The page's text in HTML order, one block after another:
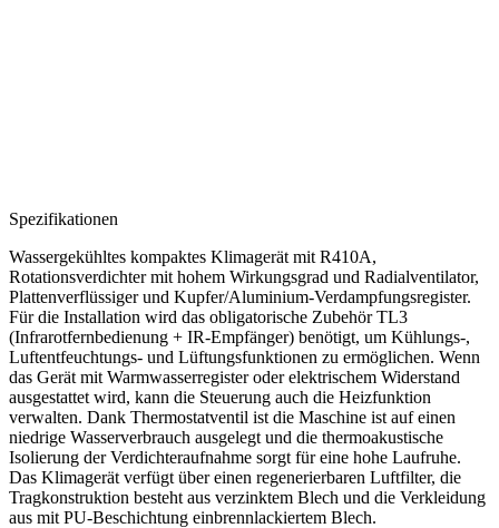
Spezifikationen
Wassergekühltes kompaktes Klimagerät mit R410A,
Rotationsverdichter mit hohem Wirkungsgrad und Radialventilator,
Plattenverflüssiger und Kupfer/Aluminium-Verdampfungsregister.
Für die Installation wird das obligatorische Zubehör TL3
(Infrarotfernbedienung + IR-Empfänger) benötigt, um Kühlungs-,
Luftentfeuchtungs- und Lüftungsfunktionen zu ermöglichen. Wenn
das Gerät mit Warmwasserregister oder elektrischem Widerstand
ausgestattet wird, kann die Steuerung auch die Heizfunktion
verwalten. Dank Thermostatventil ist die Maschine ist auf einen
niedrige Wasserverbrauch ausgelegt und die thermoakustische
Isolierung der Verdichteraufnahme sorgt für eine hohe Laufruhe.
Das Klimagerät verfügt über einen regenerierbaren Luftfilter, die
Tragkonstruktion besteht aus verzinktem Blech und die Verkleidung
aus mit PU-Beschichtung einbrennlackiertem Blech.